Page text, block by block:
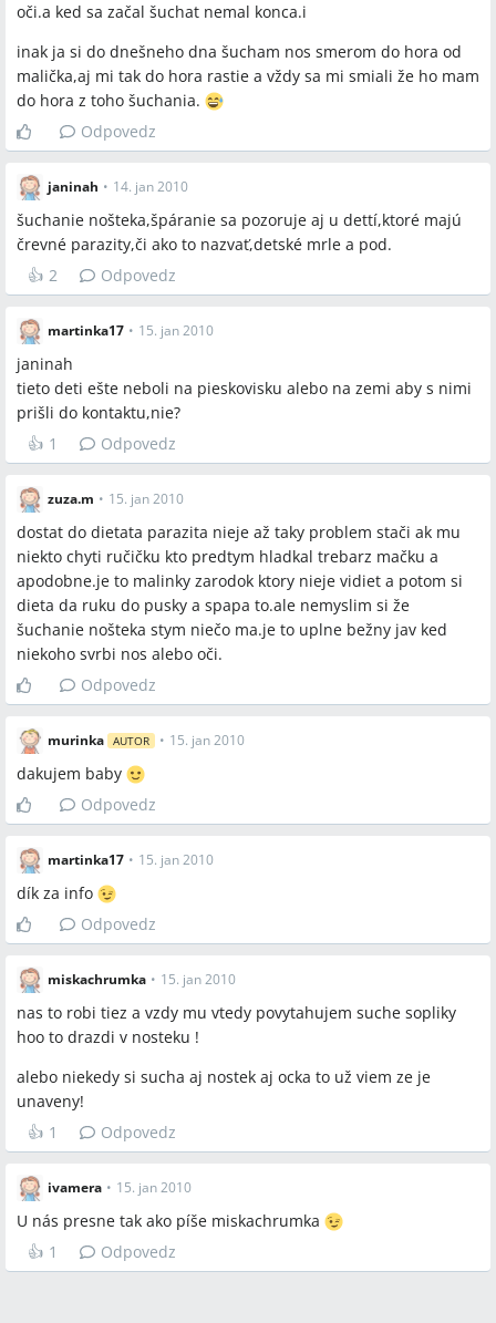
oči.a ked sa začal šuchat nemal konca.i
inak ja si do dnešneho dna šucham nos smerom do hora od
malička,aj mi tak do hora rastie a vždy sa mi smiali že ho mam
do hora z toho šuchania.
Odpovedz
janinah • 14. jan 2010
šuchanie nošteka,špáranie sa pozoruje aj u dettí,ktoré majú
črevné parazity,či ako to nazvať,detské mrle a pod.
👍 2 Odpovedz
martinka17 • 15. jan 2010
janinah
tieto deti ešte neboli na pieskovisku alebo na zemi aby s nimi
prišli do kontaktu,nie?
👍 1 Odpovedz
zuza.m • 15. jan 2010
dostat do dietata parazita nieje až taky problem stači ak mu
niekto chyti ručičku kto predtym hladkal trebarz mačku a
apodobne.je to malinky zarodok ktory nieje vidiet a potom si
dieta da ruku do pusky a spapa to.ale nemyslim si že
šuchanie nošteka stym niečo ma.je to uplne bežny jav ked
niekoho svrbi nos alebo oči.
Odpovedz
murinka AUTOR • 15. jan 2010
dakujem baby
Odpovedz
martinka17 • 15. jan 2010
dík za info
Odpovedz
miskachrumka • 15. jan 2010
nas to robi tiez a vzdy mu vtedy povytahujem suche sopliky
hoo to drazdi v nosteku !
alebo niekedy si sucha aj nostek aj ocka to už viem ze je
unaveny!
👍 1 Odpovedz
ivamera • 15. jan 2010
U nás presne tak ako píše miskachrumka
👍 1 Odpovedz